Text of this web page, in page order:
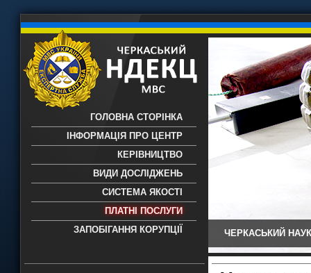
науково-дослідний експертно-
ГОЛОВНА СТОРІНКА
ІНФОРМАЦІЯ ПРО ЦЕНТР
КЕРІВНИЦТВО
ВИДИ ДОСЛІДЖЕНЬ
СИСТЕМА ЯКОСТІ
ПЛАТНІ ПОСЛУГИ
ЗАПОБІГАННЯ КОРУПЦІЇ
ЧЕРКАСЬКИЙ